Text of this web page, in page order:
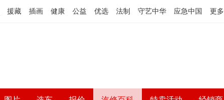
援藏 插画 健康 公益 优选 法制 守艺中华 应急中国 更多